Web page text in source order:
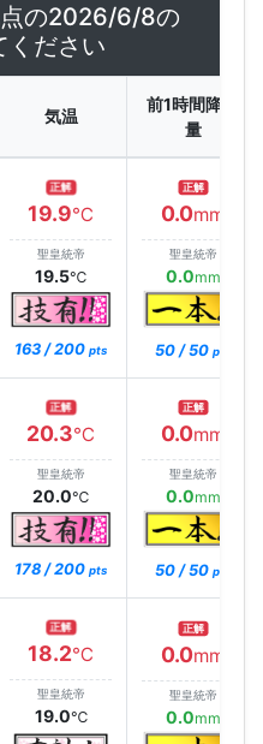
の2026/6/8の
ください
気温
前1時間降水
量
正解
19.9℃
聖皇統帝
19.5℃
163 / 200 pts
正解
0.0mm
聖皇統帝
0.0mm
50 / 50 pts
正解
20.3℃
聖皇統帝
20.0℃
178 / 200 pts
正解
0.0mm
聖皇統帝
0.0mm
50 / 50 pts
正解
18.2℃
聖皇統帝
19.0℃
正解
0.0mm
聖皇統帝
0.0mm